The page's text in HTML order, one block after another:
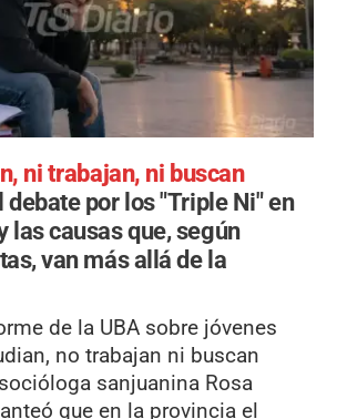
ni trabajan, ni buscan
debate por los "Triple Ni" en
las causas que, según
van más allá de la
de la UBA sobre jóvenes
no trabajan ni buscan
sanjuanina Rosa
que en la provincia el